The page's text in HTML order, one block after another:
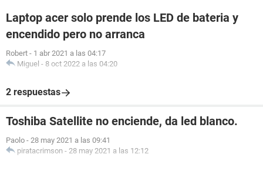
Laptop acer solo prende los LED de bateria y
encendido pero no arranca
Robert - 1 abr 2021 a las 04:17
Miguel - 8 oct 2022 a las 04:20
2 respuestas
Toshiba Satellite no enciende, da led blanco.
Paolo - 28 may 2021 a las 09:41
piratacrimson - 28 may 2021 a las 12:12